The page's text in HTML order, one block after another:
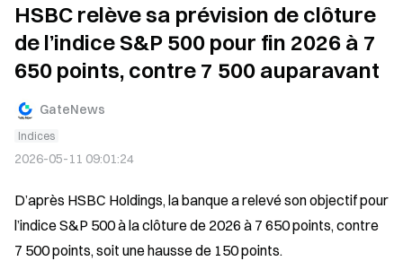
HSBC relève sa prévision de clôture
de l’indice S&P 500 pour fin 2026 à 7
650 points, contre 7 500 auparavant
GateNews
Indices
2026-05-11 09:01:24
D’après HSBC Holdings, la banque a relevé son objectif pour
l’indice S&P 500 à la clôture de 2026 à 7 650 points, contre
7 500 points, soit une hausse de 150 points.